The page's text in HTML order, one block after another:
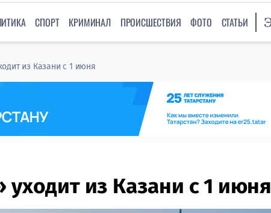
СПОРТ КРИМИНАЛ ПРОИСШЕСТВИЯ ФОТО СТАТЬИ
из Казани с 1 июня
из Казани с 1 июня